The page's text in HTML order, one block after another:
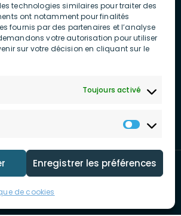
technologies similaires pour traiter des
ont notamment pour finalités
fournis par des partenaires et l’analyse
votre autorisation pour utiliser
sur votre décision en cliquant sur le
Toujours activé
Enregistrer les préférences
de cookies